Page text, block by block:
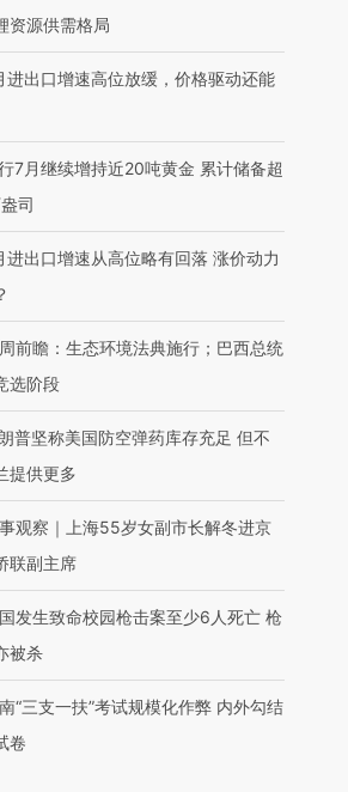
资源供需格局
进出口增速高位放缓，价格驱动还能
7月继续增持近20吨黄金 累计储备超
司
进出口增速从高位略有回落 涨价动力
前瞻：生态环境法典施行；巴西总统
选阶段
普坚称美国防空弹药库存充足 但不
提供更多
观察｜上海55岁女副市长解冬进京
联副主席
发生致命校园枪击案至少6人死亡 枪
被杀
“三支一扶”考试规模化作弊 内外勾结
卷